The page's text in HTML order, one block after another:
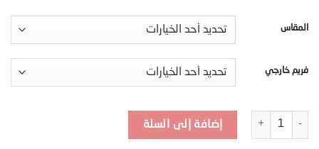
المقاس
فريم خارجي
إضافة إلى السلة